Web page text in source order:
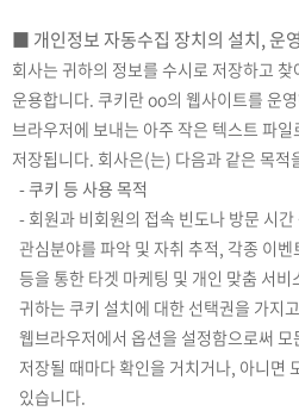
■ 개인정보 자동수집 장치의 설치, 운
회사는 귀하의 정보를 수시로 저장하고
운용합니다. 쿠키란 oo의 웹사이트를 운
브라우저에 보내는 아주 작은 텍스트 파
저장됩니다. 회사은(는) 다음과 같은 목적
- 쿠키 등 사용 목적
- 회원과 비회원의 접속 빈도나 방문 시
관심분야를 파악 및 자취 추적, 각종 이
등을 통한 타겟 마케팅 및 개인 맞춤 서비
귀하는 쿠키 설치에 대한 선택권을 가지
웹브라우저에서 옵션을 설정함으로써
저장될 때마다 확인을 거치거나, 아니면
있습니다.